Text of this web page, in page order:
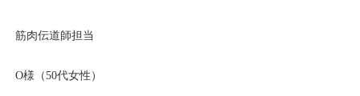
筋肉伝道師担当
O様（50代女性）